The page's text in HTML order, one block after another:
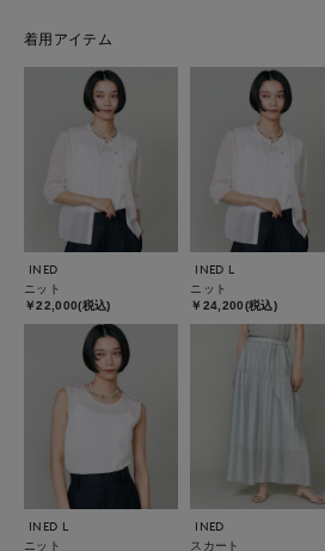
着用アイテム
INED
ニット
￥22,000(税込)
INED L
ニット
￥24,200(税込)
INED L
ニット
INED
スカート